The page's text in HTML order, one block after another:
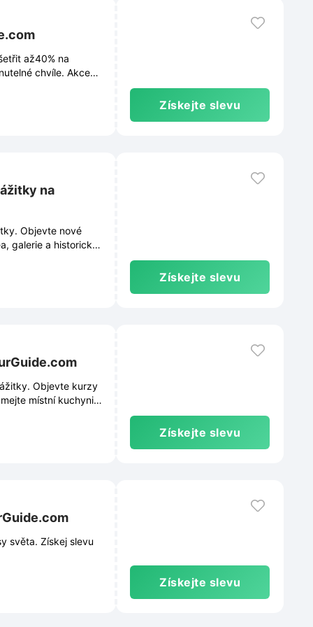
až40% na
chvíle. Akce
Získejte slevu
na
Objevte nové
galerie a historické
Získejte slevu
Objevte kurzy
místní kuchyni a
Získejte slevu
světa. Získej slevu
Získejte slevu